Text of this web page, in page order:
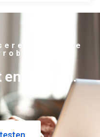
Software
entdecken.